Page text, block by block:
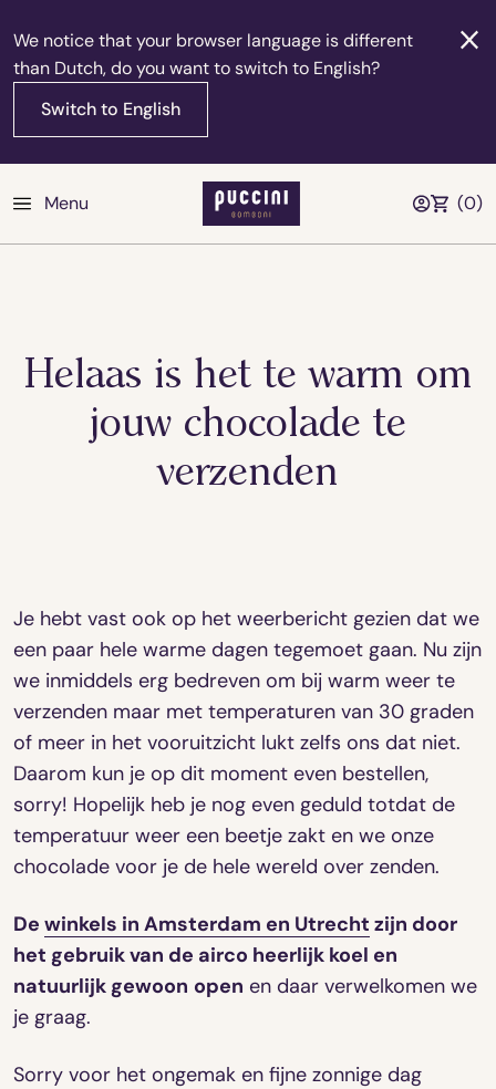
We notice that your browser language is different
than Dutch, do you want to switch to English?
Switch to English
Menu (0)
Helaas is het te warm om
jouw chocolade te
verzenden
Je hebt vast ook op het weerbericht gezien dat we
een paar hele warme dagen tegemoet gaan. Nu zijn
we inmiddels erg bedreven om bij warm weer te
verzenden maar met temperaturen van 30 graden
of meer in het vooruitzicht lukt zelfs ons dat niet.
Daarom kun je op dit moment even bestellen,
sorry! Hopelijk heb je nog even geduld totdat de
temperatuur weer een beetje zakt en we onze
chocolade voor je de hele wereld over zenden.
De winkels in Amsterdam en Utrecht zijn door
het gebruik van de airco heerlijk koel en
natuurlijk gewoon open en daar verwelkomen we
je graag.
Sorry voor het ongemak en fijne zonnige dag